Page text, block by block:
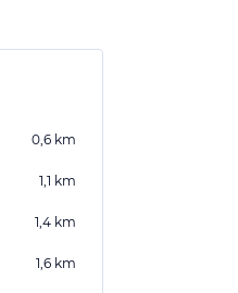
0,6 km
1,1 km
1,4 km
1,6 km